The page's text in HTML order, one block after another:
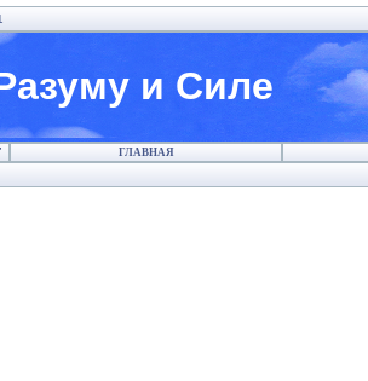
и Силе
ГЛАВНАЯ